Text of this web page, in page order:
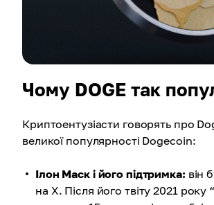
Чому DOGE так
Криптоентузіасти говорять про
великої популярності Dogecoin:
Ілон Маск і його підтримка: він
на X. Після його твіту 2021